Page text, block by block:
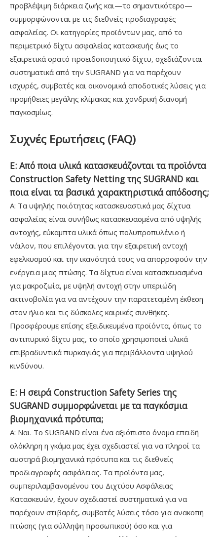
προβλέψιμη διάρκεια ζωής και—το σημαντικότερο—
συμμορφώνονται με τις διεθνείς προδιαγραφές
ασφαλείας. Οι κατηγορίες προϊόντων μας, από το
περιμετρικό δίχτυ ασφαλείας κατασκευής έως το
εξαιρετικά ορατό προειδοποιητικό δίχτυ, σχεδιάζονται
συστηματικά από την SUGRAND για να παρέχουν
ισχυρές, συμβατές και οικονομικά αποδοτικές λύσεις για
προμήθειες μεγάλης κλίμακας και χονδρική διανομή
παγκοσμίως.
Συχνές Ερωτήσεις (FAQ)
Ε: Από ποια υλικά κατασκευάζονται τα προϊόντα
Construction Safety Netting της SUGRAND και
ποια είναι τα βασικά χαρακτηριστικά απόδοσης;
Α: Τα υψηλής ποιότητας κατασκευαστικά μας δίχτυα
ασφαλείας είναι συνήθως κατασκευασμένα από υψηλής
αντοχής, εύκαμπτα υλικά όπως πολυπροπυλένιο ή
νάιλον, που επιλέγονται για την εξαιρετική αντοχή
εφελκυσμού και την ικανότητά τους να απορροφούν την
ενέργεια μιας πτώσης. Τα δίχτυα είναι κατασκευασμένα
για μακροζωία, με υψηλή αντοχή στην υπεριώδη
ακτινοβολία για να αντέχουν την παρατεταμένη έκθεση
στον ήλιο και τις δύσκολες καιρικές συνθήκες.
Προσφέρουμε επίσης εξειδικευμένα προϊόντα, όπως το
αντιπυρικό δίχτυ μας, το οποίο χρησιμοποιεί υλικά
επιβραδυντικά πυρκαγιάς για περιβάλλοντα υψηλού
κινδύνου.
Ε: Η σειρά Construction Safety Series της
SUGRAND συμμορφώνεται με τα παγκόσμια
βιομηχανικά πρότυπα;
Α: Ναι. Το SUGRAND είναι ένα αξιόπιστο όνομα επειδή
ολόκληρη η γκάμα μας έχει σχεδιαστεί για να πληροί τα
αυστηρά βιομηχανικά πρότυπα και τις διεθνείς
προδιαγραφές ασφάλειας. Τα προϊόντα μας,
συμπεριλαμβανομένου του Διχτύου Ασφάλειας
Κατασκευών, έχουν σχεδιαστεί συστηματικά για να
παρέχουν στιβαρές, συμβατές λύσεις τόσο για ανακοπή
πτώσης (για σύλληψη προσωπικού) όσο και για